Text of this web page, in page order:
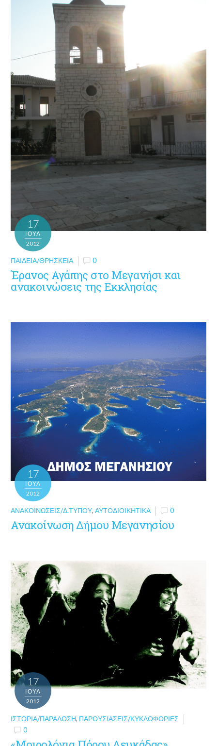
17
ΙΟΎΛ
2012
ΠΑΙΔΕΊΑ/ΘΡΗΣΚΕΊΑ 0
Έρανος Αγάπης στο Μεγανήσι και
ανακοινώσεις της Εκκλησίας
17
ΙΟΎΛ
2012
ΑΝΑΚΟΙΝΏΣΕΙΣ/Δ.ΤΎΠΟΥ,ΑΥΤΟΔΙΟΙΚΗΤΙΚΆ 0
Ανακοίνωση Δήμου Μεγανησίου
17
ΙΟΎΛ
2012
ΙΣΤΟΡΊΑ/ΠΑΡΆΔΟΣΗ, ΠΑΡΟΥΣΙΆΣΕΙΣ/ΚΥΚΛΟΦΟΡΊΕΣ
0